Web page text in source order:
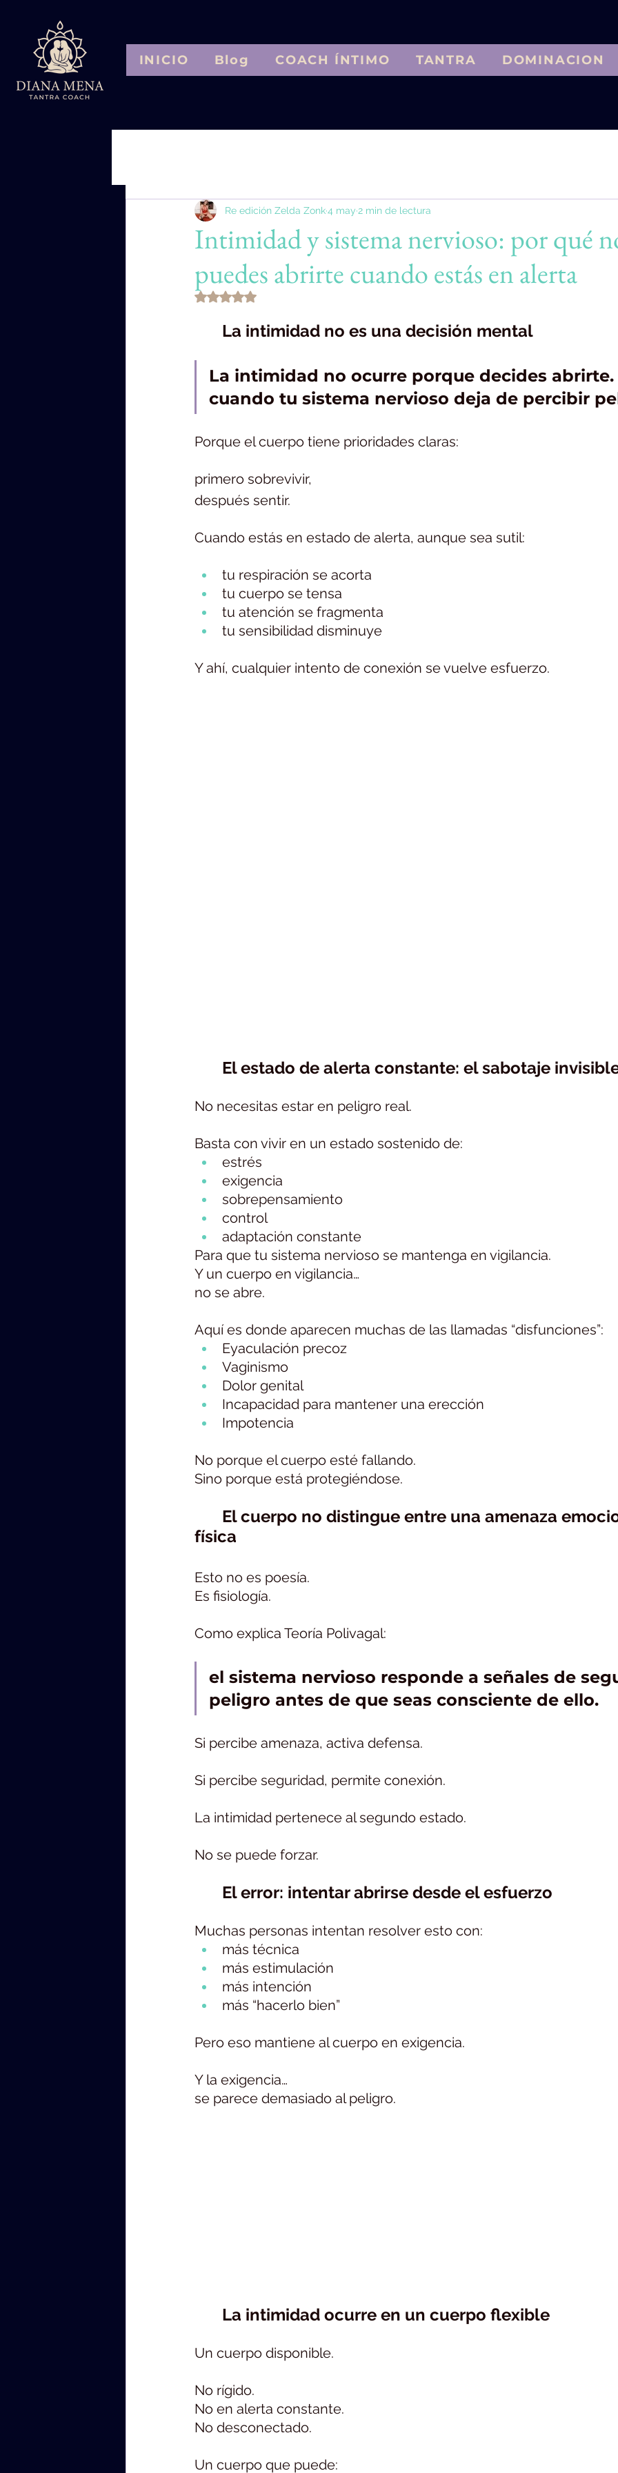
INICIO Blog COACH ÍNTIMO TANTRA DOMINACION
Dominación consciente 1 Meditación Erótica Tantra espiritualidad
Intimidad y sistema nervioso: por qué
puedes abrirte cuando estás en alerta
Re edición Zelda Zonk4 may 2 min de lectura
Obtuvo NaN de 5 estrellas.
	La intimidad no es una decisión mental
La intimidad no ocurre porque decides
cuando tu sistema nervioso deja de percibir
Porque el cuerpo tiene prioridades claras:
primero sobrevivir,
después sentir.
Cuando estás en estado de alerta, aunque sea sutil:
tu respiración se acorta
tu cuerpo se tensa
tu atención se fragmenta
tu sensibilidad disminuye
Y ahí, cualquier intento de conexión se vuelve esfuerzo.
El estado de alerta constante: el sabotaje
No necesitas estar en peligro real.
Basta con vivir en un estado sostenido de:
estrés
exigencia
sobrepensamiento
control
adaptación constante
Para que tu sistema nervioso se mantenga en vigilancia.
Y un cuerpo en vigilancia…
no se abre.
Aquí es donde aparecen muchas de las llamadas “disfunciones”:
Eyaculación precoz
Vaginismo
Dolor genital
Incapacidad para mantener una erección
Impotencia
No porque el cuerpo esté fallando.
Sino porque está protegiéndose.
física
Esto no es poesía.
Es fisiología.
Como explica Teoría Polivagal:
el sistema nervioso responde a señales de
peligro antes de que seas consciente de ello.
Si percibe amenaza, activa defensa.
Si percibe seguridad, permite conexión.
La intimidad pertenece al segundo estado.
No se puede forzar.
	El error: intentar abrirse desde el esfuerzo
Muchas personas intentan resolver esto con:
más técnica
más estimulación
más intención
más “hacerlo bien”
Pero eso mantiene al cuerpo en exigencia.
Y la exigencia…
se parece demasiado al peligro.
	La intimidad ocurre en un cuerpo flexible
Un cuerpo disponible.
No rígido.
No en alerta constante.
No desconectado.
Un cuerpo que puede: